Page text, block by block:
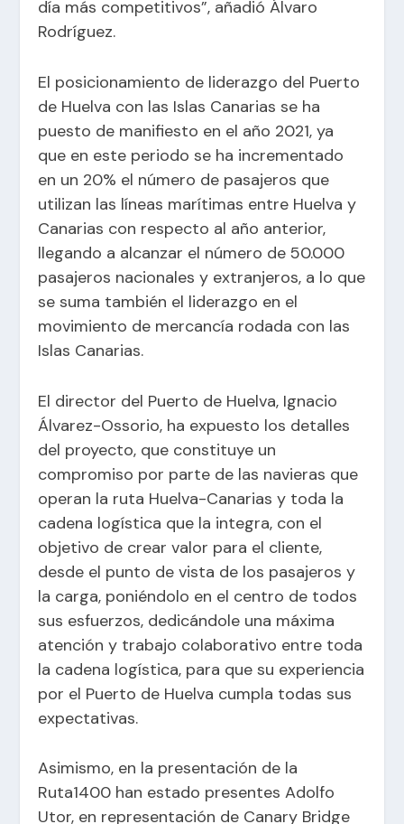
día más competitivos”, añadió Álvaro
Rodríguez.
El posicionamiento de liderazgo del Puerto
de Huelva con las Islas Canarias se ha
puesto de manifiesto en el año 2021, ya
que en este periodo se ha incrementado
en un 20% el número de pasajeros que
utilizan las líneas marítimas entre Huelva y
Canarias con respecto al año anterior,
llegando a alcanzar el número de 50.000
pasajeros nacionales y extranjeros, a lo que
se suma también el liderazgo en el
movimiento de mercancía rodada con las
Islas Canarias.
El director del Puerto de Huelva, Ignacio
Álvarez-Ossorio, ha expuesto los detalles
del proyecto, que constituye un
compromiso por parte de las navieras que
operan la ruta Huelva-Canarias y toda la
cadena logística que la integra, con el
objetivo de crear valor para el cliente,
desde el punto de vista de los pasajeros y
la carga, poniéndolo en el centro de todos
sus esfuerzos, dedicándole una máxima
atención y trabajo colaborativo entre toda
la cadena logística, para que su experiencia
por el Puerto de Huelva cumpla todas sus
expectativas.
Asimismo, en la presentación de la
Ruta1400 han estado presentes Adolfo
Utor, en representación de Canary Bridge